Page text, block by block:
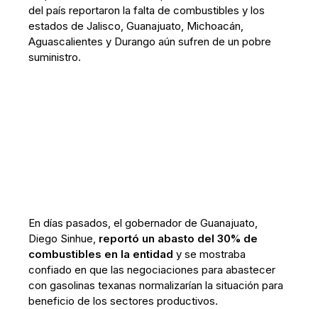
del país reportaron la falta de combustibles y los
estados de Jalisco, Guanajuato, Michoacán,
Aguascalientes y Durango aún sufren de un pobre
suministro.
En días pasados, el gobernador de Guanajuato,
Diego Sinhue, reportó un abasto del 30% de
combustibles en la entidad y se mostraba
confiado en que las negociaciones para abastecer
con gasolinas texanas normalizarían la situación para
beneficio de los sectores productivos.